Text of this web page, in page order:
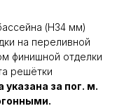
(Н34 мм)
на переливной
финишной отделки
решётки
указана за пог. м.